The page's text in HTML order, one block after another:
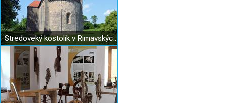
Stredoveký kostolík v Rimavských Janovciach